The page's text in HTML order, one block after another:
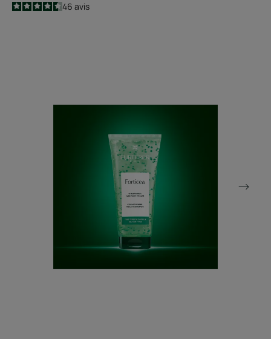
4.5
/
5
46 avis